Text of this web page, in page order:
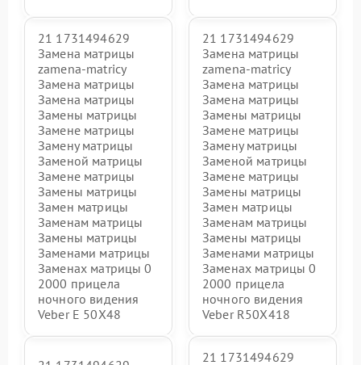
21 1731494629
Замена матрицы
zamena-matricy
Замена матрицы
Замена матрицы
Замены матрицы
Замене матрицы
Замену матрицы
Заменой матрицы
Замене матрицы
Замены матрицы
Замен матрицы
Заменам матрицы
Замены матрицы
Заменами матрицы
Заменах матрицы 0
2000 прицела
ночного видения
Veber E 50X48
21 1731494629
Замена матрицы
zamena-matricy
Замена матрицы
Замена матрицы
Замены матрицы
Замене матрицы
Замену матрицы
Заменой матрицы
Замене матрицы
Замены матрицы
Замен матрицы
Заменам матрицы
Замены матрицы
Заменами матрицы
Заменах матрицы 0
2000 прицела
ночного видения
Veber R50X418
21 1731494629